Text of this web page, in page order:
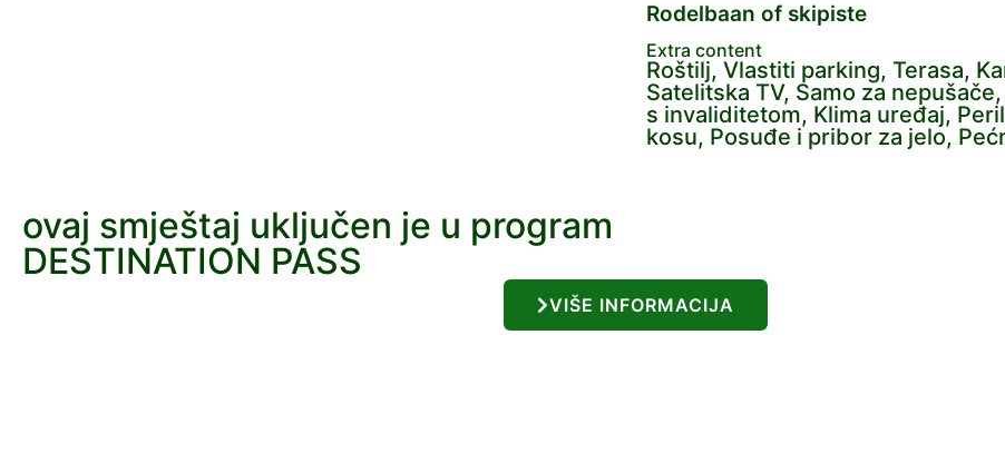
Rodelbaan of skipiste
Extra content
Roštilj, Vlastiti parking, Terasa,
Satelitska TV, Samo za
s invaliditetom, Klima uređaj,
kosu, Posuđe i pribor za jelo,
ovaj smještaj uključen je u program
DESTINATION PASS
VIŠE INFORMACIJA